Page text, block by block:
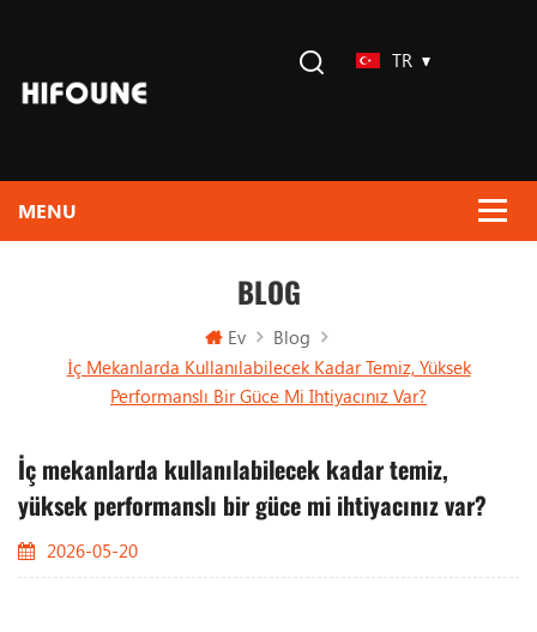
TR
BLOG
Ev
Blog
İç Mekanlarda Kullanılabilecek Kadar Temiz, Yüksek
Performanslı Bir Güce Mi Ihtiyacınız Var?
İç mekanlarda kullanılabilecek kadar temiz,
yüksek performanslı bir güce mi ihtiyacınız var?
2026-05-20